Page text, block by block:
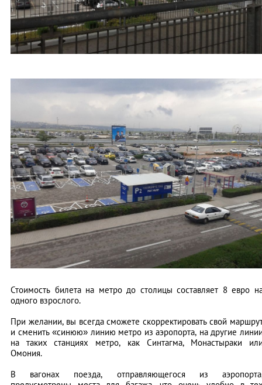
Стоимость билета на метро до столицы составляет 8 евро
одного взрослого.
При желании, вы всегда сможете скорректировать свой
и сменить «синюю» линию метро из аэропорта, на другие
на таких станциях метро, как Синтагма, Монастыраки
Омония.
В вагонах поезда, отправляющегося из